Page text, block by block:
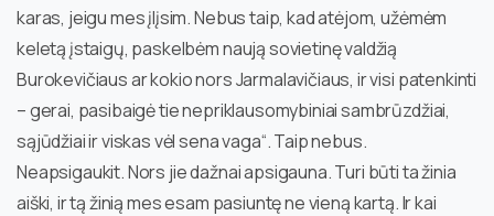
karas, jeigu mes įlįsim. Nebus taip, kad atėjom, užėmėm
keletą įstaigų, paskelbėm naują sovietinę valdžią
Burokevičiaus ar kokio nors Jarmalavičiaus, ir visi patenkinti
– gerai, pasibaigė tie nepriklausomybiniai sambrūzdžiai,
sąjūdžiai ir viskas vėl sena vaga“. Taip nebus.
Neapsigaukit. Nors jie dažnai apsigauna. Turi būti ta žinia
aiški, ir tą žinią mes esam pasiuntę ne vieną kartą. Ir kai